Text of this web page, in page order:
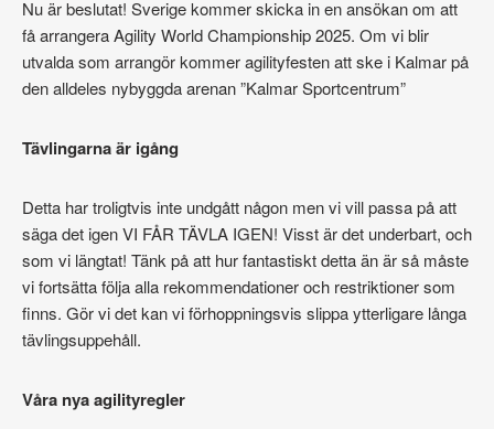
Nu är beslutat! Sverige kommer skicka in en ansökan om att
få arrangera Agility World Championship 2025. Om vi blir
utvalda som arrangör kommer agilityfesten att ske i Kalmar på
den alldeles nybyggda arenan ”Kalmar Sportcentrum”
Tävlingarna är igång
Detta har troligtvis inte undgått någon men vi vill passa på att
säga det igen VI FÅR TÄVLA IGEN! Visst är det underbart, och
som vi längtat! Tänk på att hur fantastiskt detta än är så måste
vi fortsätta följa alla rekommendationer och restriktioner som
finns. Gör vi det kan vi förhoppningsvis slippa ytterligare långa
tävlingsuppehåll.
Våra nya agilityregler